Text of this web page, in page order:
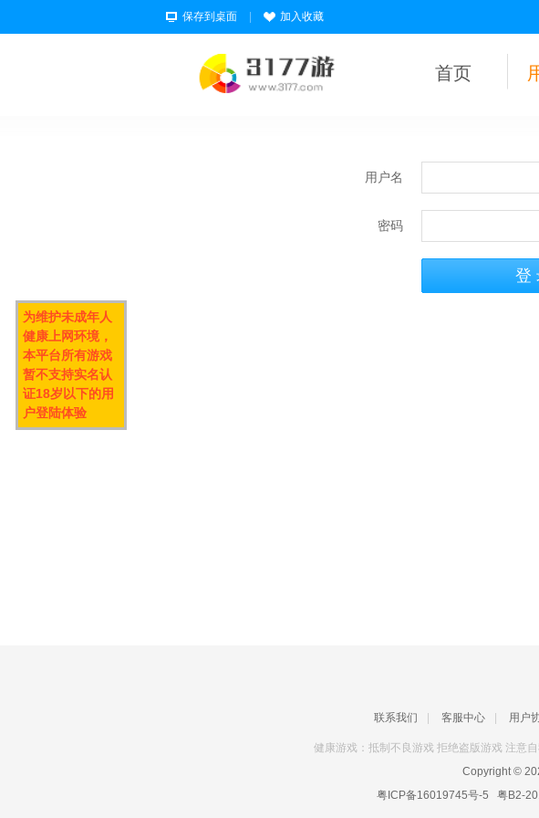
保存到桌面 加入收藏
首页
用户名
密码
联系我们 客服中心 用户
健康游戏：抵制不良游戏 拒绝盗版游戏 注意
Copyright ©
粤ICP备16019745号-5 粤B2-
为维护未成年人
健康上网环境，
本平台所有游戏
暂不支持实名认
证18岁以下的用
户登陆体验